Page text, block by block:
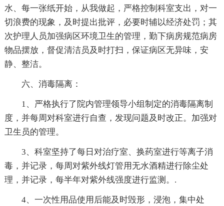
水、每一张纸开始，从我做起，严格控制科室支出，对一
切浪费的现象，及时提出批评，必要时辅以经济处罚；其
次护理人员加强病区环境卫生的管理，勤下病房规范病房
物品摆放，督促清洁员及时打扫，保证病区无异味，安
静、整洁。
六、消毒隔离：
1、严格执行了院内管理领导小组制定的消毒隔离制
度，并每周对科室进行自查，发现问题及时改正。加强对
卫生员的管理。
3、科室坚持了每日对治疗室、换药室进行等离子消
毒，并记录，每周对紫外线灯管用无水酒精进行除尘处
理，并记录，每半年对紫外线强度进行监测。.
4、一次性用品使用后能及时毁形，浸泡，集中处